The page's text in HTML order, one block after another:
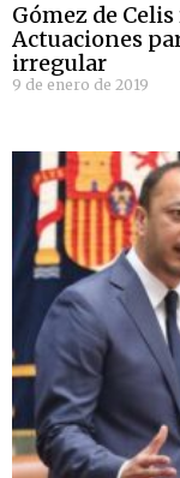
Gómez de
Actuaciones
irregular
9 de enero de 2019